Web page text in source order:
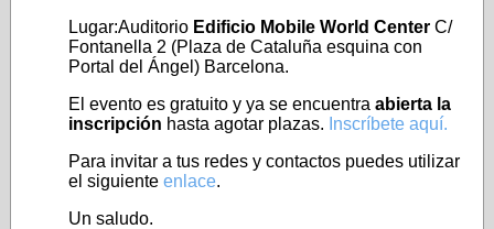
Lugar:Auditorio Edificio Mobile World Center C/
Fontanella 2 (Plaza de Cataluña esquina con
Portal del Ángel) Barcelona.
El evento es gratuito y ya se encuentra abierta la
inscripción hasta agotar plazas. Inscríbete aquí.
Para invitar a tus redes y contactos puedes utilizar
el siguiente enlace.
Un saludo.